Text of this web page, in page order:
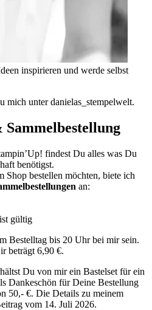
inspirieren und werde selbst
mich unter danielas_stempelwelt.
findest Du alles was Du
benötigst.
bestellen möchten, biete ich
an:
gültig
Bestelltag bis 20 Uhr bei mir sein.
beträgt 6,90 €.
Du von mir ein Bastelset für ein
Dankeschön für Deine Bestellung
50,- €. Die Details zu meinem
vom 14. Juli 2026.